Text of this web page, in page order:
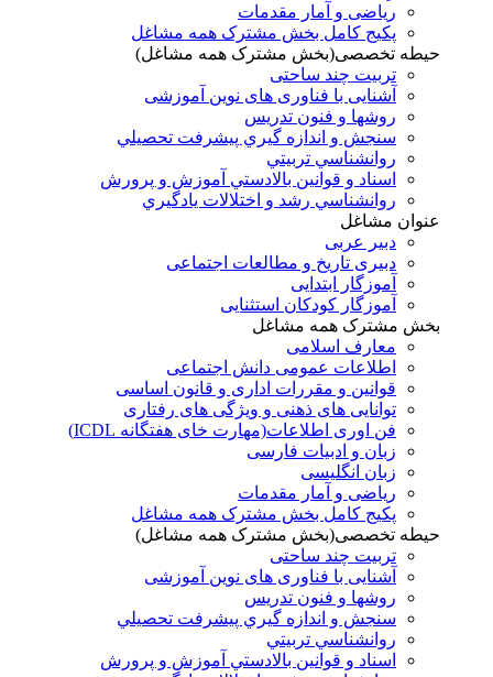
ریاضی و آمار مقدمات
پکیج کامل بخش مشترک همه مشاغل
حیطه تخصصی(بخش مشترک همه مشاغل)
تربیت چند ساحتی
آشنایی با فناوری های نوین آموزشی
روشها و فنون تدريس
سنجش و اندازه گيري پيشرفت تحصيلي
روانشناسي تربيتي
اسناد و قوانين بالادستي آموزش و پرورش
روانشناسي رشد و اختلالات يادگيري
عنوان مشاغل
دبير عربی
دبیری تاریخ و مطالعات اجتماعی
آموزگار ابتدایی
آموزگار کودکان استثنایی
بخش مشترک همه مشاغل
معارف اسلامی
اطلاعات عمومی دانش اجتماعی
قوانین و مقررات اداری و قانون اساسی
توانایی های ذهنی و ویژگی های رفتاری
فن اوری اطلاعات(مهارت خای هفتگانه ICDL)
زبان و ادبیات فارسی
زبان انگلیسی
ریاضی و آمار مقدمات
پکیج کامل بخش مشترک همه مشاغل
حیطه تخصصی(بخش مشترک همه مشاغل)
تربیت چند ساحتی
آشنایی با فناوری های نوین آموزشی
روشها و فنون تدريس
سنجش و اندازه گيري پيشرفت تحصيلي
روانشناسي تربيتي
اسناد و قوانين بالادستي آموزش و پرورش